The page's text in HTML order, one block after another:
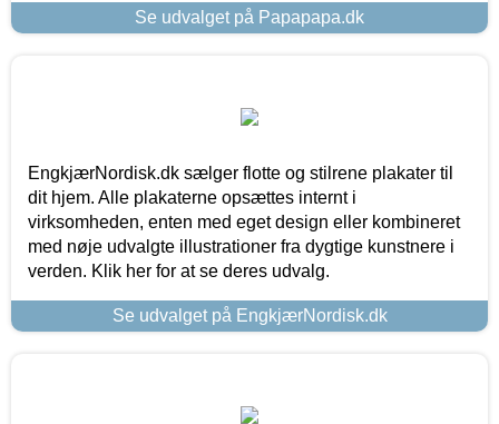
Se udvalget på Papapapa.dk
EngkjærNordisk.dk sælger flotte og stilrene plakater til
dit hjem. Alle plakaterne opsættes internt i
virksomheden, enten med eget design eller kombineret
med nøje udvalgte illustrationer fra dygtige kunstnere i
verden. Klik her for at se deres udvalg.
Se udvalget på EngkjærNordisk.dk